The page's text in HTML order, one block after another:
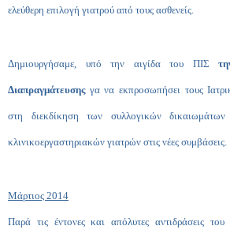
ελεύθερη επιλογή γιατρού από τους ασθενείς.
Δημιουργήσαμε, υπό την αιγίδα του ΠΙΣ
Διαπραγμάτευσηςγα να εκπροσωπήσει τους
στη διεκδίκηση των συλλογικών
κλινικοεργαστηριακών γιατρών στις νέες συμβάσεις.
Μάρτιος 2014
Παρά τις έντονες και απόλυτες αντιδράσεις